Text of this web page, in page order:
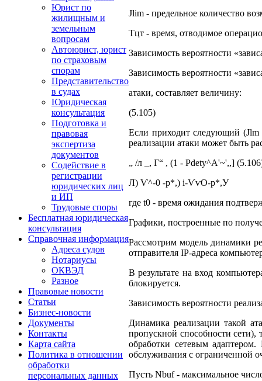
Юрист по
жилищным и
земельным
вопросам
Автоюрист, юрист
по страховым
спорам
Представительство
в судах
Юридическая
консультация
Подготовка и
правовая
экспертиза
документов
Содействие в
регистрации
юридических лиц
и ИП
Трудовые споры
Бесплатная юридическая
консультация
Справочная информация
Адреса судов
Нотариусы
ОКВЭД
Разное
Правовые новости
Статьи
Бизнес-новости
Документы
Контакты
Карта сайта
Политика в отношении
обработки
персональных данных
Jlim - предельное количество
Тцт - время, отводимое
Зависимость вероятности
Зависимость вероятности
атаки, составляет величину:
(5.105)
Если приходит следующий (Jlm
реализации атаки может быть
„ /л _, Г“ , (1 - Pdety^A'~',,]
Л) Ѵ^-0 -р*,) і-ѴѵО-р*,У
где t0 - время ожидания
Графики, построенные по
Рассмотрим модель динамики
отправителя IP-адреса
В результате на вход
блокируется.
Зависимость вероятности
Динамика реализации такой
пропускной способности сети),
обработки сетевым
обслуживания с ограниченной
Пусть Nbuf - максимальное